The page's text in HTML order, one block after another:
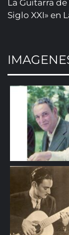
La Guitarra
Siglo XXI» en